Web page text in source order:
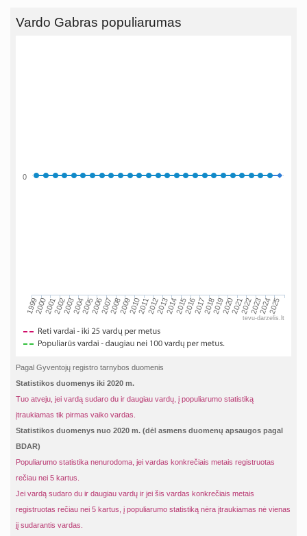
Vardo Gabras populiarumas
199920002001200220032004200520062007200820092010201120122013201420152016201720182019202020212022202320242025
0
tevu-darzelis.lt
Pagal Gyventojų registro tarnybos duomenis
Statistikos duomenys iki 2020 m.
Tuo atveju, jei vardą sudaro du ir daugiau vardų, į populiarumo statistiką
įtraukiamas tik pirmas vaiko vardas.
Statistikos duomenys nuo 2020 m. (dėl asmens duomenų apsaugos pagal
BDAR)
Populiarumo statistika nenurodoma, jei vardas konkrečiais metais registruotas
rečiau nei 5 kartus.
Jei vardą sudaro du ir daugiau vardų ir jei šis vardas konkrečiais metais
registruotas rečiau nei 5 kartus, į populiarumo statistiką nėra įtraukiamas nė vienas
jį sudarantis vardas.